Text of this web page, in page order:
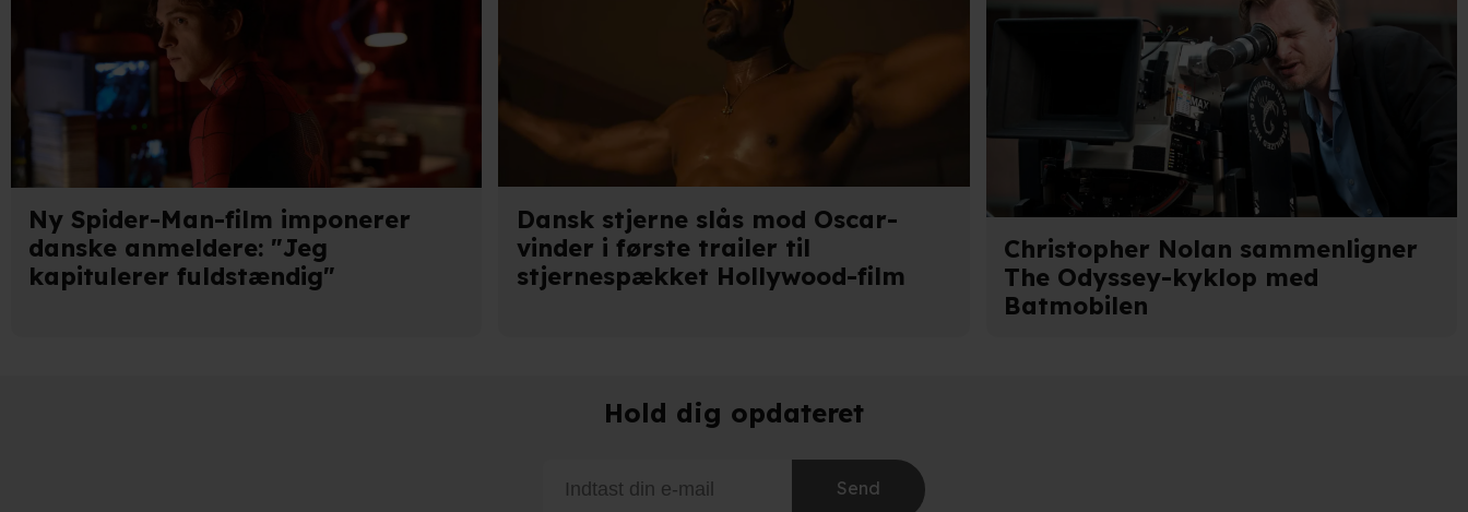
Ny Spider-Man-film imponerer
danske anmeldere: "Jeg
kapitulerer fuldstændig"
Dansk stjerne slås mod Oscar-
vinder i første trailer til
stjernespækket Hollywood-film
Christopher Nolan sammenligner
The Odyssey-kyklop med
Batmobilen
Hold dig opdateret
Send